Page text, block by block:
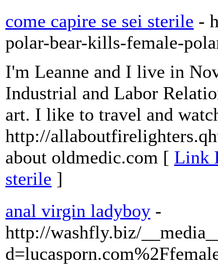
come capire se sei sterile -
polar-bear-kills-female-
I'm Leanne and I live in
Industrial and Labor
art. I like to travel and
http://
about oldmedic.com [ Link
sterile ]
anal virgin ladyboy -
http://washfly.biz/